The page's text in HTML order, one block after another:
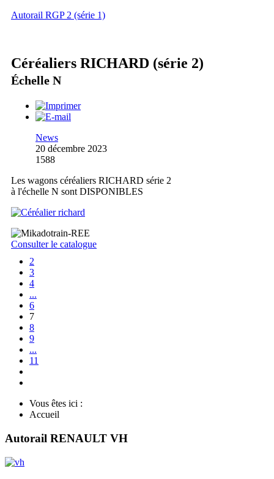
Autorail RGP 2 (série 1)
Céréaliers RICHARD (série 2)
Échelle N
News
20 décembre 2023
1588
Les wagons céréaliers RICHARD série 2
à l'échelle N sont DISPONIBLES
Consulter le catalogue
2
3
4
...
6
7
8
9
...
11
Vous êtes ici :
Accueil
Autorail RENAULT VH